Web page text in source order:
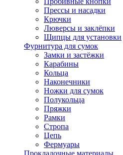
Прессы и насадки
Крючки
Люверсы и заклёпки
Щипцы для установки
Фурнитура для сумок
Замки и застёжки
Карабины
Кольца
Наконечники
Ножки для сумок
Полукольца
Пряжки
Рамки
Стропа
Цепь
Фермуары
Прокладочные материалы